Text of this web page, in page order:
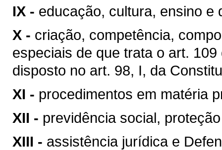
IX - educação, cultura, ensino e
X - criação, competência,
especiais de que trata o art.
disposto no art. 98, I, da
XI - procedimentos em matéria
XII - previdência social,
XIII - assistência jurídica e